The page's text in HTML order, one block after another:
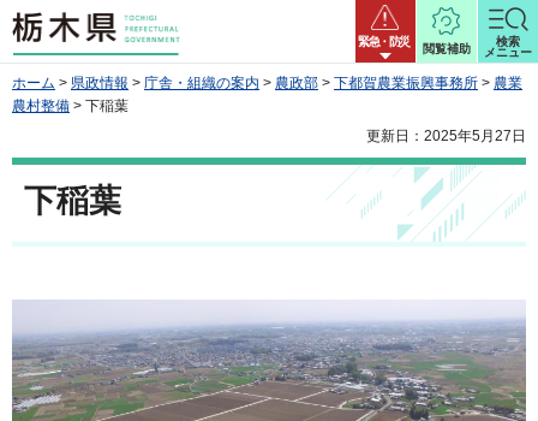
栃木県 緊急・防災
閲覧補助
検索
メニュー
ホーム > 県政情報 > 庁舎・組織の案内 > 農政部 > 下都賀農業振興事務所 > 農業
農村整備 > 下稲葉
更新日：2025年5月27日
下稲葉